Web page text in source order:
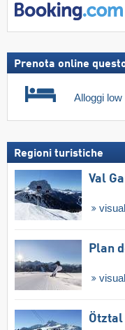
Prenota online
Alloggi
Regioni turistiche
Val
Plan
Ötztal